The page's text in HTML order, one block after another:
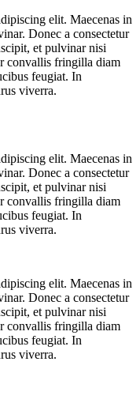
elit. Maecenas in
Donec a consectetur
et pulvinar nisi
convallis fringilla diam
feugiat. In
viverra.
elit. Maecenas in
Donec a consectetur
et pulvinar nisi
convallis fringilla diam
feugiat. In
viverra.
elit. Maecenas in
Donec a consectetur
et pulvinar nisi
convallis fringilla diam
feugiat. In
viverra.